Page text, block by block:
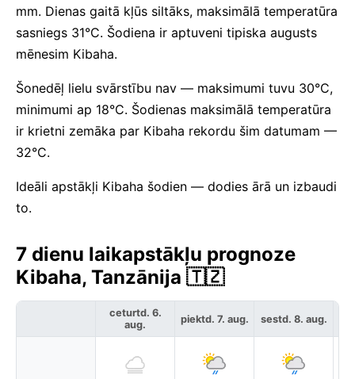
mm. Dienas gaitā kļūs siltāks, maksimālā temperatūra
sasniegs 31°C. Šodiena ir aptuveni tipiska augusts
mēnesim Kibaha.
Šonedēļ lielu svārstību nav — maksimumi tuvu 30°C,
minimumi ap 18°C. Šodienas maksimālā temperatūra
ir krietni zemāka par Kibaha rekordu šim datumam —
32°C.
Ideāli apstākļi Kibaha šodien — dodies ārā un izbaudi
to.
7 dienu laikapstākļu prognoze
Kibaha, Tanzānija 🇹🇿
ceturtd. 6.
aug.
piektd. 7. aug. sestd. 8. aug.